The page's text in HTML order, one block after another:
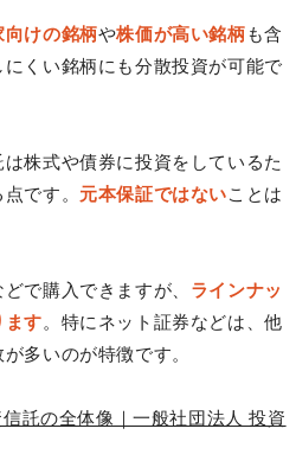
向けの銘柄や株価が高い銘柄 も含
くい銘柄にも分散投資が可能で
株式や債券に投資をしているた
です。 元本保証ではないことは
で購入できますが、 ラインナッ
ます。特にネット証券などは、他
多いのが特徴です。
託の全体像｜一般社団法人 投資